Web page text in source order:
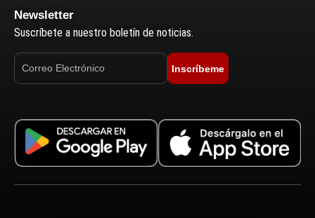
Newsletter
Suscríbete a nuestro boletín de noticias.
Inscríbeme